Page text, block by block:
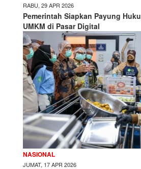
RABU, 29 APR 2026
Pemerintah Siapkan Payung
UMKM di Pasar Digital
NASIONAL
JUMAT, 17 APR 2026